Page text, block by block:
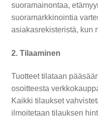
suoramainontaa,
suoramarkkinointia
asiakasrekisteristä, kun
2. Tilaaminen
Tuotteet tilataan
osoitteesta
Kaikki tilaukset
ilmoitetaan tilauksen